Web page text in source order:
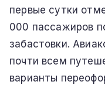
первые сутки
000 пассажиров
забастовки.
почти всем
варианты